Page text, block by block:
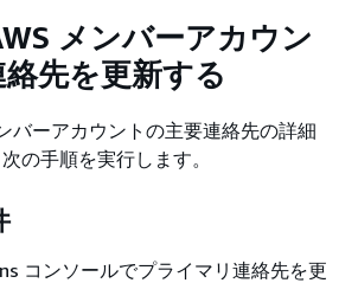
メンバーアカウン
絡先を更新する
バーアカウントの主要連絡先の詳細
の手順を実行します。
コンソールでプライマリ連絡先を更